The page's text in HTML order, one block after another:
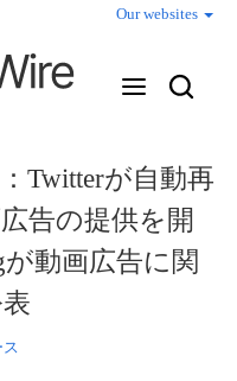
Our websites
Twitterが自動再
告の提供を開
が動画広告に関